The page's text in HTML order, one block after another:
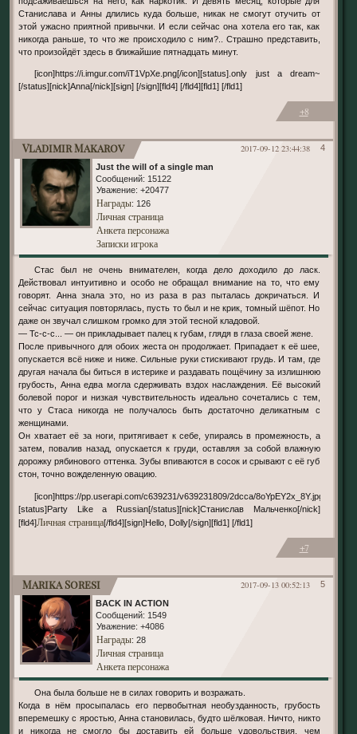
Станислава и Анны длились куда больше, никак не смогут отучить от
этой ужасно приятной привычки. И если сейчас она хотела его так, как
никогда раньше, то что же происходило с ним?.. Страшно представить,
что произойдёт здесь в ближайшие пятнадцать минут.
[icon]https://i.imgur.com/iT1VpXe.png[/icon][status].only just a dream~
[/status][nick]Anna[/nick][sign] [/sign][fld4] [/fld4][fld1] [/fld1]
+8
4
2017-09-12 23:44:38
Vladimir Makarov
Just the will of a single man
Сообщений: 15122
Уважение: +20477
Награды: 126
Личная страница
Анкета персонажа
Записки игрока
Стас был не очень внимателен, когда дело доходило до ласк.
Действовал интуитивно и особо не обращал внимание на то, что ему
говорят. Анна знала это, но из раза в раз пыталась докричаться. И
сейчас ситуация повторялась, пусть то был и не крик, томный шёпот. Но
даже он звучал слишком громко для этой тесной кладовой.
— Тс-с-с... — он прикладывает палец к губам, глядя в глаза своей жене.
После привычного для обоих жеста он продолжает. Припадает к её шее,
опускается всё ниже и ниже. Сильные руки стискивают грудь. И там, где
другая начала бы биться в истерике и раздавать пощёчину за излишнюю
грубость, Анна едва могла сдерживать вздох наслаждения. Её высокий
болевой порог и низкая чувствительность идеально сочетались с тем,
что у Стаса никогда не получалось быть достаточно деликатным с
женщинами.
Он хватает её за ноги, притягивает к себе, упираясь в промежность, а
затем, повалив назад, опускается к груди, оставляя за собой влажную
дорожку рябинового оттенка. Зубы впиваются в сосок и срывают с её губ
стон, точно вожделенную овацию.
[icon]https://pp.userapi.com/c639231/v639231809/2dcca/8oYpEY2x_8Y.jpg[/icon]
[status]Party Like a Russian[/status][nick]Станислав Мальченко[/nick]
[fld4]Личная страница[/fld4][sign]Hello, Dolly[/sign][fld1] [/fld1]
+7
5
2017-09-13 00:52:13
Marika Soresi
BACK IN ACTION
Сообщений: 1549
Уважение: +4086
Награды: 28
Личная страница
Анкета персонажа
Она была больше не в силах говорить и возражать.
Когда в нём просыпалась его первобытная необузданность, грубость
вперемешку с яростью, Анна становилась, будто шёлковая. Ничто, никто
и никогда не смогло бы доставить ей больше удовольствия, чем